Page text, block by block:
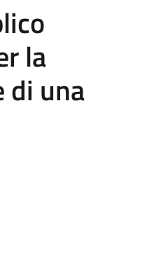
la
di una